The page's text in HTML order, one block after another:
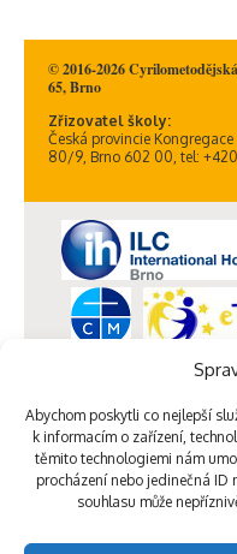
Abychom poskytli co nejlepší
k informacím o zařízení,
těmito technologiemi nám
procházení nebo jedinečná
souhlasu může
© 2016-2026
65, Brno
Zřizovatel školy:
Česká provincie
80/9, Brno 602 00, tel: